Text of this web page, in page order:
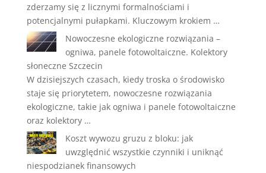
zderzamy się z licznymi formalnościami i
potencjalnymi pułapkami. Kluczowym krokiem …
Nowoczesne ekologiczne rozwiązania –
ogniwa, panele fotowoltaiczne. Kolektory
słoneczne Szczecin
W dzisiejszych czasach, kiedy troska o środowisko
staje się priorytetem, nowoczesne rozwiązania
ekologiczne, takie jak ogniwa i panele fotowoltaiczne
oraz kolektory …
Koszt wywozu gruzu z bloku: jak
uwzględnić wszystkie czynniki i uniknąć
niespodzianek finansowych